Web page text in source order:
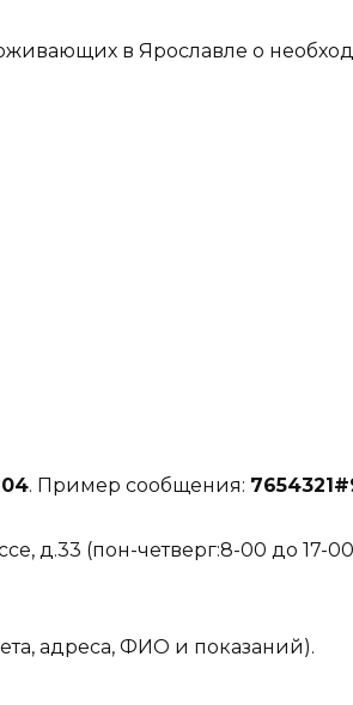
в Ярославле о
. Пример сообщения:
д.33 (пон-четверг:8-00 до 17-
адреса, ФИО и показаний).